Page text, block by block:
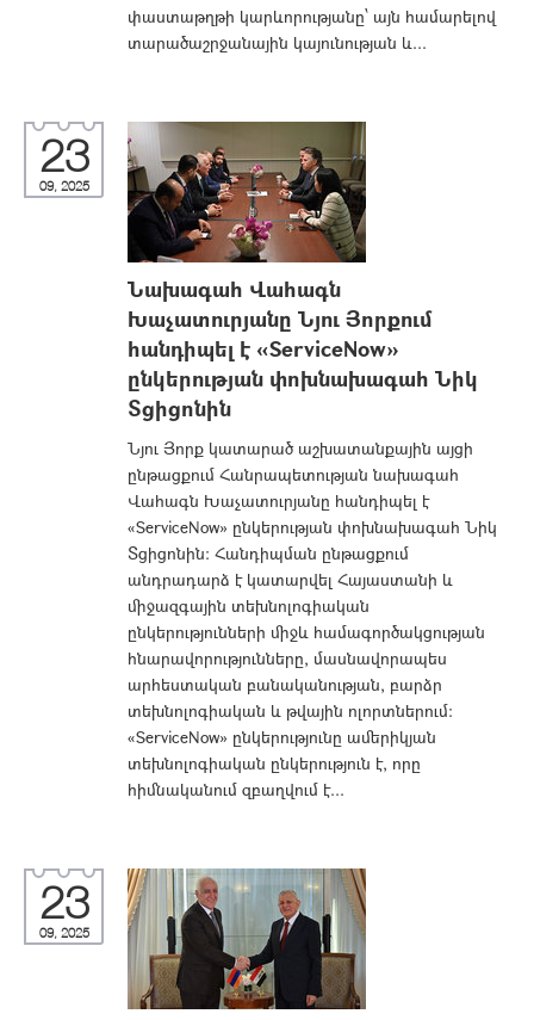
փաստաթղթի կարևորությանը՝ այն համարելով
տարածաշրջանային կայունության և...
23
09, 2025
Նախագահ Վահագն
Խաչատուրյանը Նյու Յորքում
հանդիպել է «ServiceNow»
ընկերության փոխնախագահ Նիկ
Տցիցոնին
Նյու Յորք կատարած աշխատանքային այցի
ընթացքում Հանրապետության նախագահ
Վահագն Խաչատուրյանը հանդիպել է
«ServiceNow» ընկերության փոխնախագահ Նիկ
Տցիցոնին: Հանդիպման ընթացքում
անդրադարձ է կատարվել Հայաստանի և
միջազգային տեխնոլոգիական
ընկերությունների միջև համագործակցության
հնարավորությունները, մասնավորապես
արհեստական բանականության, բարձր
տեխնոլոգիական և թվային ոլորտներում:
«ServiceNow» ընկերությունը ամերիկյան
տեխնոլոգիական ընկերություն է, որը
հիմնականում զբաղվում է...
23
09, 2025